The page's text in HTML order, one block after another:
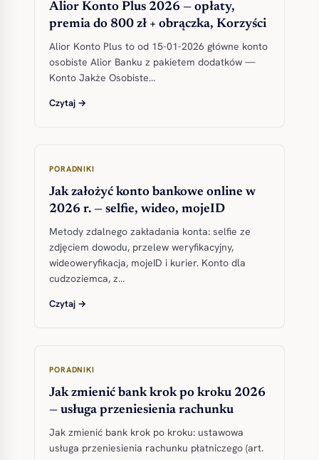
Alior Konto Plus 2026 — opłaty,
premia do 800 zł + obrączka, Korzyści
Alior Konto Plus to od 15-01-2026 główne konto
osobiste Alior Banku z pakietem dodatków —
Konto Jakże Osobiste…
Czytaj →
PORADNIKI
Jak założyć konto bankowe online w
2026 r. — selfie, wideo, mojeID
Metody zdalnego zakładania konta: selfie ze
zdjęciem dowodu, przelew weryfikacyjny,
wideoweryfikacja, mojeID i kurier. Konto dla
cudzoziemca, z…
Czytaj →
PORADNIKI
Jak zmienić bank krok po kroku 2026
— usługa przeniesienia rachunku
Jak zmienić bank krok po kroku: ustawowa
usługa przeniesienia rachunku płatniczego (art.